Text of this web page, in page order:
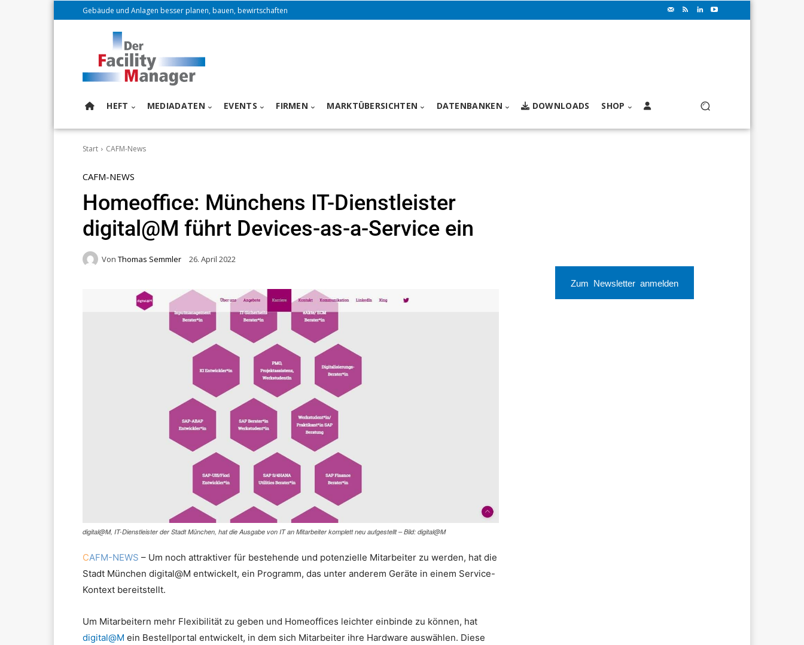
Gebäude und Anlagen besser planen, bauen, bewirtschaften
HEFT MEDIADATEN EVENTS FIRMEN MARKTÜBERSICHTEN DATENBANKEN DOWNLOADS SHOP
Start CAFM-News
CAFM-NEWS
Homeoffice: Münchens IT-Dienstleister
digital@M führt Devices-as-a-Service ein
Von Thomas Semmler 26. April 2022
digital@M, IT-Dienstleister der Stadt München, hat die Ausgabe von IT an Mitarbeiter komplett neu aufgestellt – Bild: digital@M
CAFM-NEWS – Um noch attraktiver für bestehende und potenzielle Mitarbeiter zu werden, hat die
Stadt München digital@M entwickelt, ein Programm, das unter anderem Geräte in einem Service-
Kontext bereitstellt.
Um Mitarbeitern mehr Flexibilität zu geben und Homeoffices leichter einbinde zu können, hat
digital@M ein Bestellportal entwickelt, in dem sich Mitarbeiter ihre Hardware auswählen. Diese
Zum Newsletter anmelden